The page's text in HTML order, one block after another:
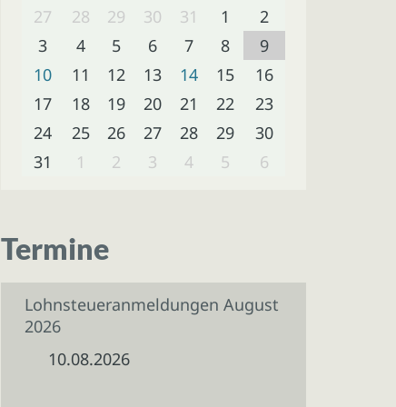
27 28 29 30 31 1
2
3
4 5 6 7 8
9
10
11 12 13 14 15
16
17
18 19 20 21 22
23
24
25 26 27 28 29
30
31
1 2 3 4 5 6
Termine
Lohnsteueranmeldungen August
2026
10.08.2026